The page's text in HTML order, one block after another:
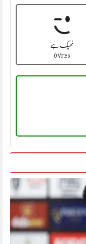
ٹھیک ہے
0 Votes